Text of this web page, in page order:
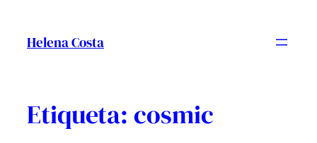
contingut
Helena Costa
Etiqueta: cosmic